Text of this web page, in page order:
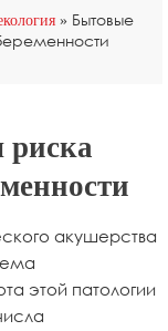
Бытовые
акушерства
этой патологии